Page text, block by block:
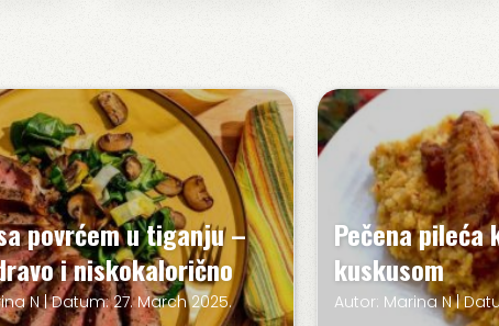
povrćem u tiganju –
i niskokalorično
N | Datum: 27. March 2025.
Pečena pileća
kuskusom
Autor: Marina N |